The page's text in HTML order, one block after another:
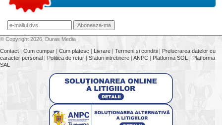
© Copyright 2026, Duras Media
Contact | Cum cumpar | Cum platesc | Livrare | Termeni si conditii | Prelucrarea datelor cu
caracter personal | Politica de retur | Sfaturi intretinere | ANPC | Platforma SOL | Platforma
SAL